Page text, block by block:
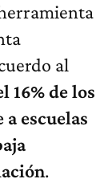
al
16% de los
escuelas
.